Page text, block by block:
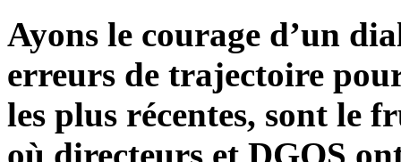
Ayons le courage d’un
erreurs de trajectoire
les plus récentes, sont le
où directeurs et DGOS